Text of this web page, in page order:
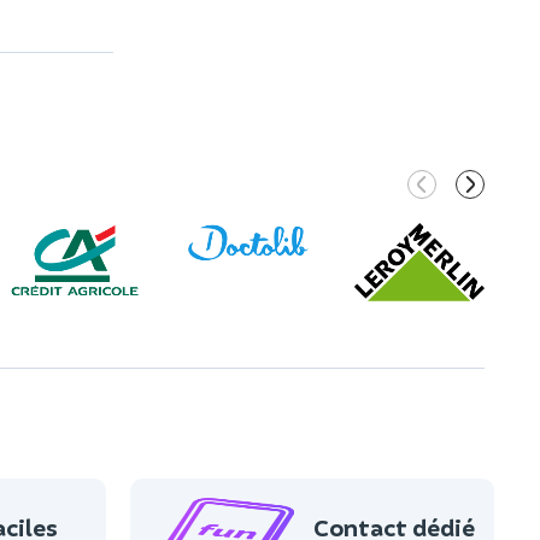
Contact dédié